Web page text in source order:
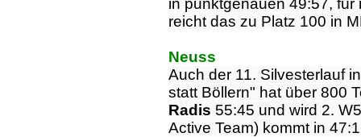
in punktgenauen 49:57,
reicht das zu Platz 100 in
Neuss
Auch der 11. Silvesterlauf
statt Böllern" hat über 800
Radis 55:45 und wird 2.
Active Team) kommt in